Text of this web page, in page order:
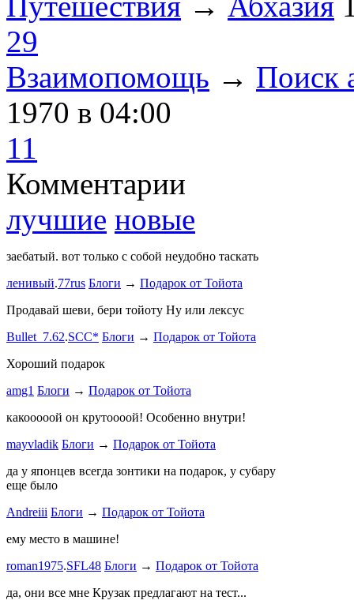
29
Взаимопомощь → Поиск
1970 в 04:00
11
Комментарии
лучшие новые
заебатый. вот только с собой неудобно таскать
ленивый.77rus Блоги → Подарок от Тойота
Продавай шеви, бери тойоту Ну или лексус
Bullet_7.62.SCC* Блоги → Подарок от Тойота
Хороший подарок
amg1 Блоги → Подарок от Тойота
какооооой он крутоооой! Особенно внутри!
mayvladik Блоги → Подарок от Тойота
да у японцев всегда зонтики на подарок, у субару
еще было
Andreiii Блоги → Подарок от Тойота
ему место в машине!
roman1975.SFL48 Блоги → Подарок от Тойота
да, они все мне Крузак предлагают на тест...